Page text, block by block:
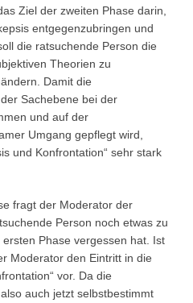
Ziel der zweiten Phase darin,
entgegenzubringen und
die ratsuchende Person die
Theorien zu
Damit die
Sachebene bei der
und auf der
Umgang gepflegt wird,
und Konfrontation“ sehr stark
fragt der Moderator der
Person noch etwas zu
Phase vergessen hat. Ist
Moderator den Eintritt in die
vor. Da die
auch jetzt selbstbestimmt